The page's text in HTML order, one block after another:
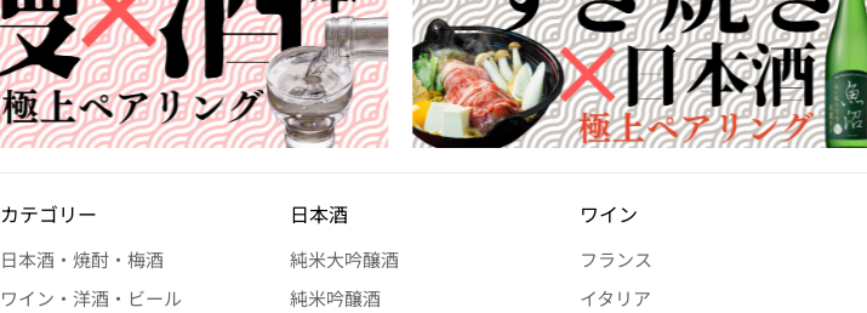
カテゴリー
日本酒・焼酎・梅酒
ワイン・洋酒・ビール
日本酒
純米大吟醸酒
純米吟醸酒
ワイン
フランス
イタリア